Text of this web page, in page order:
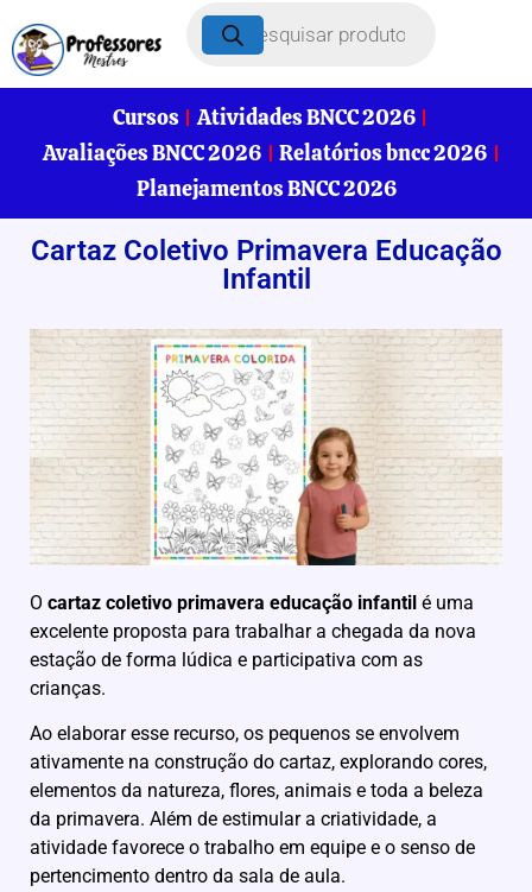
Cursos
Atividades BNCC 2026
Avaliações BNCC 2026
Relatórios bncc 2026
Planejamentos BNCC 2026
Cartaz Coletivo Primavera Educação
Infantil
O cartaz coletivo primavera educação infantil é uma
excelente proposta para trabalhar a chegada da nova
estação de forma lúdica e participativa com as
crianças.
Ao elaborar esse recurso, os pequenos se envolvem
ativamente na construção do cartaz, explorando cores,
elementos da natureza, flores, animais e toda a beleza
da primavera. Além de estimular a criatividade, a
atividade favorece o trabalho em equipe e o senso de
pertencimento dentro da sala de aula.